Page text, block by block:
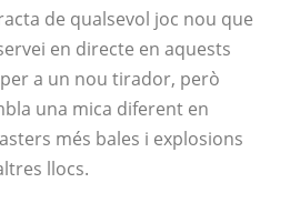
de qualsevol joc nou que
en directe en aquests
per a un nou tirador, però
una mica diferent en
més bales i explosions
llocs.